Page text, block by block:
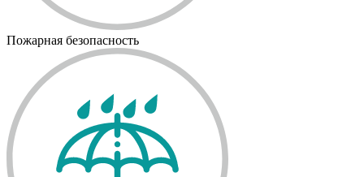
Пожарная безопасность